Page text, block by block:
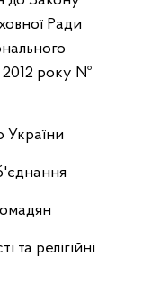
Ради
2012 року №
України
та релігійні